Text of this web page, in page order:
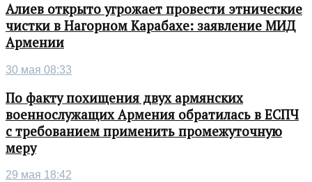
Алиев открыто угрожает провести этнические
чистки в Нагорном Карабахе: заявление МИД
Армении
30 мая 08:33
По факту похищения двух армянских
военнослужащих Армения обратилась в ЕСПЧ
с требованием применить промежуточную
меру
29 мая 18:42